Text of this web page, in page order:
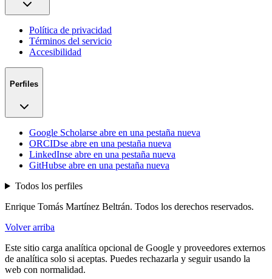
Política de privacidad
Términos del servicio
Accesibilidad
Perfiles
Google Scholarse abre en una pestaña nueva
ORCIDse abre en una pestaña nueva
LinkedInse abre en una pestaña nueva
GitHubse abre en una pestaña nueva
Todos los perfiles
Enrique Tomás Martínez Beltrán. Todos los derechos reservados.
Volver arriba
Este sitio carga analítica opcional de Google y proveedores externos
de analítica solo si aceptas. Puedes rechazarla y seguir usando la
web con normalidad.